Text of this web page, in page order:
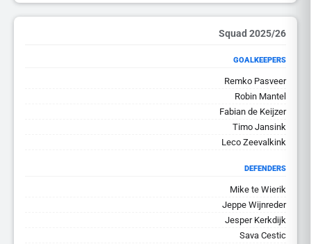
2025/26 Squad
GOALKEEPERS
Remko Pasveer
Robin Mantel
Fabian de Keijzer
Timo Jansink
Leco Zeevalkink
DEFENDERS
Mike te Wierik
Jeppe Wijnreder
Jesper Kerkdijk
Sava Cestic